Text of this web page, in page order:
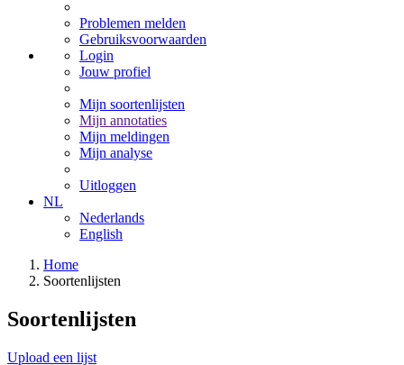
Problemen melden
Gebruiksvoorwaarden
Login
Jouw profiel
Mijn soortenlijsten
Mijn annotaties
Mijn meldingen
Mijn analyse
Uitloggen
NL
Nederlands
English
Home
Soortenlijsten
Soortenlijsten
Upload een lijst